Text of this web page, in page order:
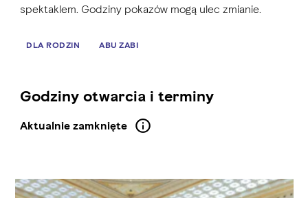
spektaklem. Godziny pokazów mogą ulec zmianie.
DLA RODZIN ABU ZABI
Godziny otwarcia i terminy
Aktualnie zamknięte